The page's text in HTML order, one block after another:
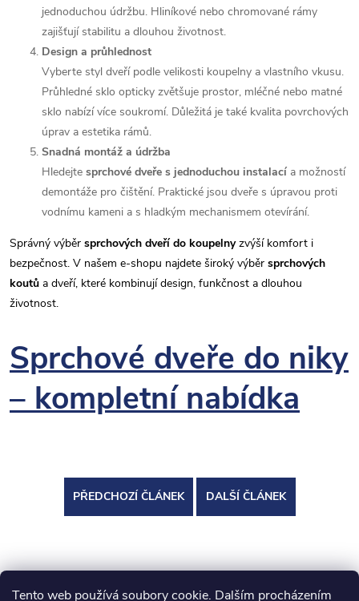
Tento web používá soubory cookie. Dalším procházením
jednoduchou údržbu. Hliníkové nebo chromované rámy
zajišťují stabilitu a dlouhou životnost.
Design a průhlednost
Vyberte styl dveří podle velikosti koupelny a vlastního vkusu.
Průhledné sklo opticky zvětšuje prostor, mléčné nebo matné
sklo nabízí více soukromí. Důležitá je také kvalita povrchových
úprav a estetika rámů.
Snadná montáž a údržba
Hledejte sprchové dveře s jednoduchou instalací a možností
demontáže pro čištění. Praktické jsou dveře s úpravou proti
vodnímu kameni a s hladkým mechanismem otevírání.
Správný výběr sprchových dveří do koupelnyzvýší komfort i
bezpečnost. V našem e-shopu najdete široký výběr sprchových
koutů a dveří, které kombinují design, funkčnost a dlouhou
životnost.
Sprchové dveře do niky
– kompletní nabídka
PŘEDCHOZÍ ČLÁNEK DALŠÍ ČLÁNEK